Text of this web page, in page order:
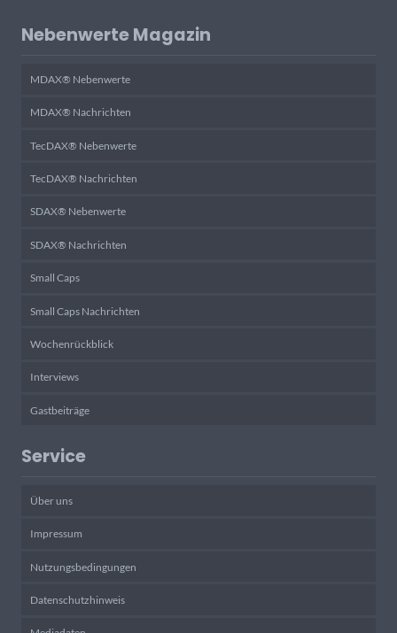
Nebenwerte Magazin
MDAX® Nebenwerte
MDAX® Nachrichten
TecDAX® Nebenwerte
TecDAX® Nachrichten
SDAX® Nebenwerte
SDAX® Nachrichten
Small Caps
Small Caps Nachrichten
Wochenrückblick
Interviews
Gastbeiträge
Service
Über uns
Impressum
Nutzungsbedingungen
Datenschutzhinweis